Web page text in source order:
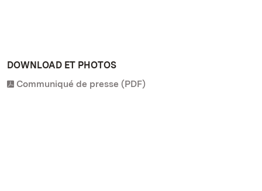
DOWNLOAD ET PHOTOS
Communiqué de presse (PDF)